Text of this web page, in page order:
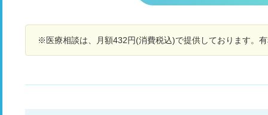
た。 28、29日と熱は下がったが黒っぽい下痢便
宅で様子をみた方が良いでしょうか。
※医療相談は、月額432円(消費税込)で提供しております。